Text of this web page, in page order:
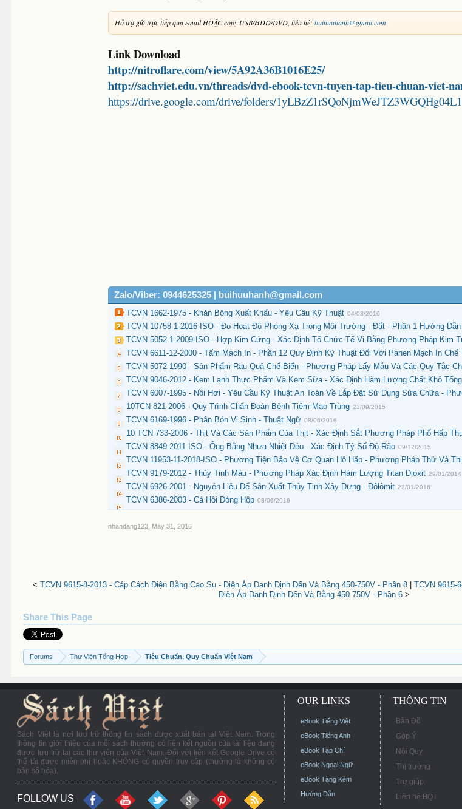
Hỗ trợ gửi trực tiếp qua email HOẶC copy USB/HDD/DVD, liên hệ:buihuuhanh@gmail.com
Link Download
http://nitroflare.com/view/5A92A36B1016E25/
http://sachviet.edu.vn/threads/dvd-ebook-tcvn-tuyen-tap-tieu-chuan-viet-
https://drive.google.com/drive/folders/1yLBzZ1rSQoNjmWeJTZ3WGQHg04L1
Zalo/Viber: 0944625325 | buihuuhanh@gmail.com
TCVN 1662-1975 - Khăn Bông Xuất Khẩu - Yêu Cầu Kỹ Thuật 04/03/2016
TCVN 10758-1-2016-ISO - Đo Hoạt Độ Phóng Xạ Trong Môi Trường - Đất - Phần 1 Hướng Dẫn
TCVN 5052-1-2009-ISO - Hợp Kim Cứng - Xác Định Tổ Chức Tế Vi Bằng Phương Pháp Kim
TCVN 6611-12-2000 - Tấm Mạch In - Phần 12 Quy Định Kỹ Thuật Đối Với Panen Mạch In Chế
TCVN 5072-1990 - Sản Phẩm Rau Quả Chế Biến - Phương Pháp Lấy Mẫu Và Các Quy Tắc
TCVN 9046-2012 - Kem Lạnh Thực Phẩm Và Kem Sữa - Xác Định Hàm Lượng Chất Khô
TCVN 6007-1995 - Nồi Hơi - Yêu Cầu Kỹ Thuật An Toàn Về Lắp Đặt Sử Dụng Sửa Chữa -
10TCN 821-2006 - Quy Trình Chẩn Đoán Bệnh Tiêm Mao Trùng 23/09/2015
TCVN 6169-1996 - Phân Bón Vi Sinh - Thuật Ngữ 08/06/2016
10 TCN 733-2006 - Thịt Và Các Sản Phẩm Của Thịt - Xác Định Sắt Phương Pháp Phổ Hấp
TCVN 8849-2011-ISO - Ống Bằng Nhựa Nhiệt Dẻo - Xác Định Tỷ Số Độ Rão 09/12/2015
TCVN 11953-11-2018-ISO - Phương Tiện Bảo Vệ Cơ Quan Hô Hấp - Phương Pháp Thử Và
TCVN 9179-2012 - Thủy Tinh Màu - Phương Pháp Xác Định Hàm Lượng Titan Dioxit 29/01/2014
TCVN 6926-2001 - Nguyên Liệu Để Sản Xuất Thủy Tinh Xây Dựng - Đôlômit 22/01/2016
TCVN 6386-2003 - Cá Hồi Đóng Hộp 08/06/2016
nhandang123 May 31, 2016
< TCVN 9615-8-2013 - Cáp Cách Điện Bằng Cao Su - Điện Áp Danh Định Đến Và Bằng 450-750V - Phần 8
TCVN 9615-
Điện Áp Danh Định Đến Và Bằng 450-750V - Phần 6>
Share This Page
Forums Thư Viện Tổng Hợp Tiêu Chuẩn, Quy Chuẩn Việt Nam
Sách Việt là nơi lưu trữ thông tin sách được xuất bản tại Việt Nam. Trong
thông tin giới thiệu của mỗi sách thường có liên kết nguồn của tài liệu đang
được lưu trữ tại các thư viện của Việt Nam. Đối với liên kết Google Drive có
thể tải được miễn phí hoặc KHÔNG có quyền truy cập (thường là không có
bản số hóa).
FOLLOW US
OUR LINKS
eBook Tiếng Việt
eBook Tiếng Anh
eBook Tạp Chí
eBook Ngoại Ngữ
eBook Tặng Kèm
Hướng Dẫn
THÔNG TIN
Bản Đồ
Góp Ý
Nội Quy
Thị trường
Trợ giúp
Liên hệ BQT